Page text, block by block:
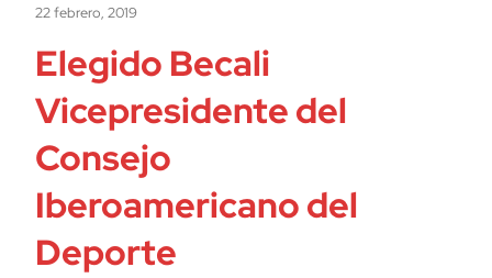
22 febrero, 2019
Elegido Becali
Vicepresidente del
Consejo
Iberoamericano del
Deporte